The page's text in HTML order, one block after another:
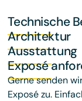
Technische
Architektur
Ausstattung
Exposé
Gerne senden
Exposé zu.